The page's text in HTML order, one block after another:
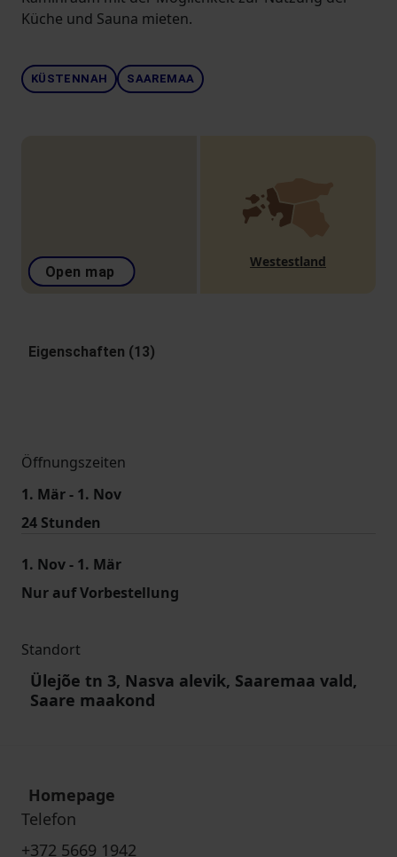
Küche und Sauna mieten.
KÜSTENNAH SAAREMAA
Open map
Westestland
Eigenschaften (13)
Öffnungszeiten
1. Mär - 1. Nov
24 Stunden
1. Nov - 1. Mär
Nur auf Vorbestellung
Standort
Ülejõe tn 3, Nasva alevik, Saaremaa vald,
Saare maakond
Homepage
Telefon
+372 5669 1942